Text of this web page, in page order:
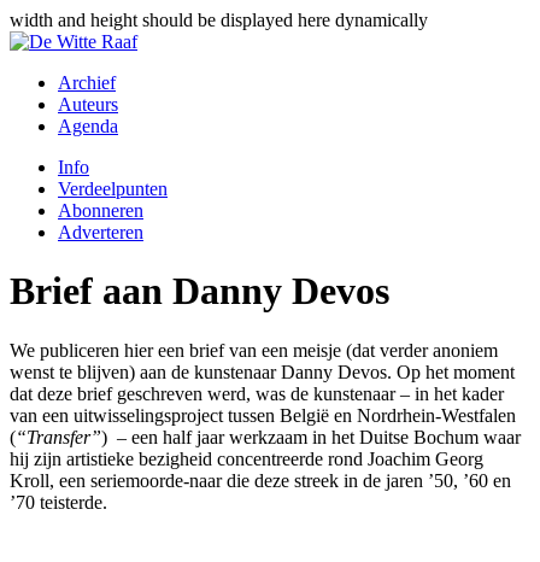
width and height should be displayed here dynamically
Archief
Auteurs
Agenda
Info
Verdeelpunten
Abonneren
Adverteren
Brief aan Danny Devos
We publiceren hier een brief van een meisje (dat verder anoniem
wenst te blijven) aan de kunstenaar Danny Devos. Op het moment
dat deze brief geschreven werd, was de kunstenaar – in het kader
van een uitwisselingsproject tussen België en Nordrhein-Westfalen
(“Transfer”) – een half jaar werkzaam in het Duitse Bochum waar
hij zijn artistieke bezigheid concentreerde rond Joachim Georg
Kroll, een seriemoorde-naar die deze streek in de jaren ’50, ’60 en
’70 teisterde.